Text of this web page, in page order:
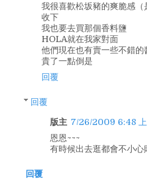
我很喜歡松坂豬的爽脆感（
收下
我也要去買那個香料鹽
HOLA就在我家對面
他們現在也有賣一些不錯的
貴了一點倒是
回覆
回覆
版主 7/26/2009 6:48
恩恩~~~
有時候出去逛都會不小心
回覆